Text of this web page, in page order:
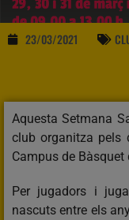
23/03/2021
Aquesta Setmana
club organitza pels
Campus de
Per jugadors i
nascuts entre els